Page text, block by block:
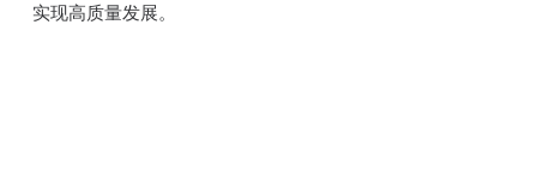
实现高质量发展。